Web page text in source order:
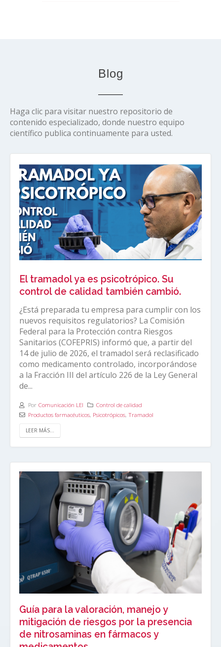
Blog
Haga clic para visitar nuestro repositorio de
contenido especializado, donde nuestro equipo
científico publica continuamente para usted.
El tramadol ya es psicotrópico. Su
control de calidad también cambió.
¿Está preparada tu empresa para cumplir con los
nuevos requisitos regulatorios? La Comisión
Federal para la Protección contra Riesgos
Sanitarios (COFEPRIS) informó que, a partir del
14 de julio de 2026, el tramadol será reclasificado
como medicamento controlado, incorporándose
a la Fracción III del artículo 226 de la Ley General
de...
Por Comunicación LEI
Control de calidad
Productos farmacéuticos, Psicotrópicos, Tramadol
LEER MÁS...
Guía para la valoración, manejo y
mitigación de riesgos por la presencia
de nitrosaminas en fármacos y